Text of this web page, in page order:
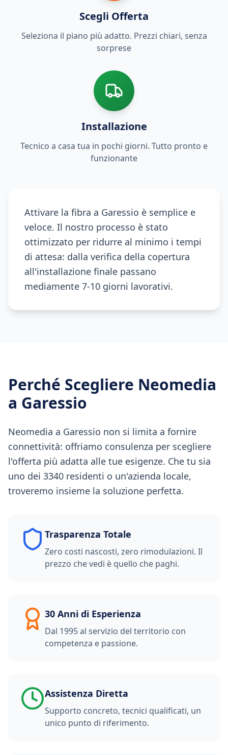
Scegli Offerta
Seleziona il piano più adatto. Prezzi chiari, senza
sorprese
Installazione
Tecnico a casa tua in pochi giorni. Tutto pronto e
funzionante
Attivare la fibra a Garessio è semplice e
veloce. Il nostro processo è stato
ottimizzato per ridurre al minimo i tempi
di attesa: dalla verifica della copertura
all'installazione finale passano
mediamente 7-10 giorni lavorativi.
Perché Scegliere Neomedia
a Garessio
Neomedia a Garessio non si limita a fornire
connettività: offriamo consulenza per scegliere
l'offerta più adatta alle tue esigenze. Che tu sia
uno dei 3340 residenti o un'azienda locale,
troveremo insieme la soluzione perfetta.
Trasparenza Totale
Zero costi nascosti, zero rimodulazioni. Il
prezzo che vedi è quello che paghi.
30 Anni di Esperienza
Dal 1995 al servizio del territorio con
competenza e passione.
Assistenza Diretta
Supporto concreto, tecnici qualificati, un
unico punto di riferimento.